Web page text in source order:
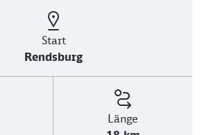
Start
Rendsburg
Länge